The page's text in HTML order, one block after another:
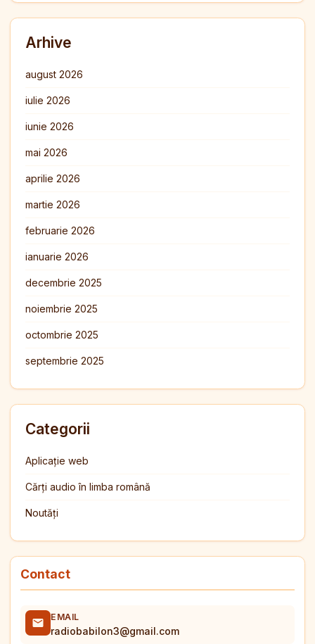
Arhive
august 2026
iulie 2026
iunie 2026
mai 2026
aprilie 2026
martie 2026
februarie 2026
ianuarie 2026
decembrie 2025
noiembrie 2025
octombrie 2025
septembrie 2025
Categorii
Aplicație web
Cărți audio în limba română
Noutăți
Contact
EMAIL
radiobabilon3@gmail.com